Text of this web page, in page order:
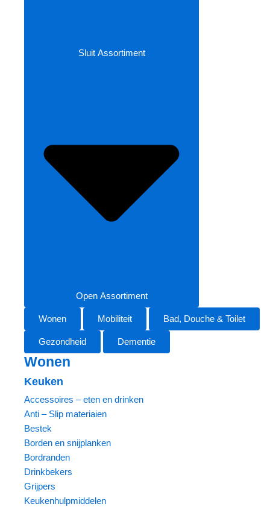
Sluit Assortiment
Open Assortiment
Wonen Mobiliteit Bad, Douche & Toilet
Gezondheid Dementie
Wonen
Keuken
Accessoires – eten en drinken
Anti – Slip materiaien
Bestek
Borden en snijplanken
Bordranden
Drinkbekers
Grijpers
Keukenhulpmiddelen